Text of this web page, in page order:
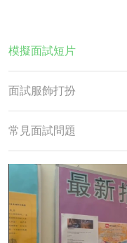
模擬面試短片
面試服飾打扮
常見面試問題